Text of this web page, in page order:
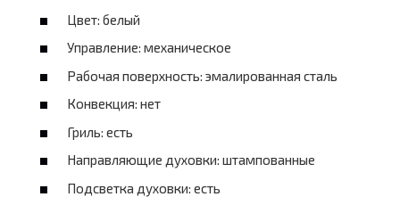
Цвет: белый
Управление: механическое
Рабочая поверхность: эмалированная сталь
Конвекция: нет
Гриль: есть
Направляющие духовки: штампованные
Подсветка духовки: есть